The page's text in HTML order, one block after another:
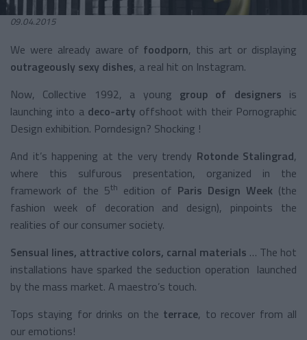
09.04.2015
We were already aware of foodporn, this art or displaying
outrageously sexy dishes, a real hit on Instagram.
Now, Collective 1992, a young group of designers is
launching into adeco-arty offshoot with their Pornographic
Design exhibition. Porndesign? Shocking !
And it’s happening at the very trendy Rotonde Stalingrad,
where this sulfurous presentation, organized in the
framework of the 5th edition of Paris Design Week (the
fashion week of decoration and design), pinpoints the
realities of our consumer society.
Sensual lines, attractive colors, carnal materials … The hot
installations have sparked the seduction operation launched
by the mass market. A maestro’s touch.
Tops staying for drinks on the terrace, to recover from all
our emotions!